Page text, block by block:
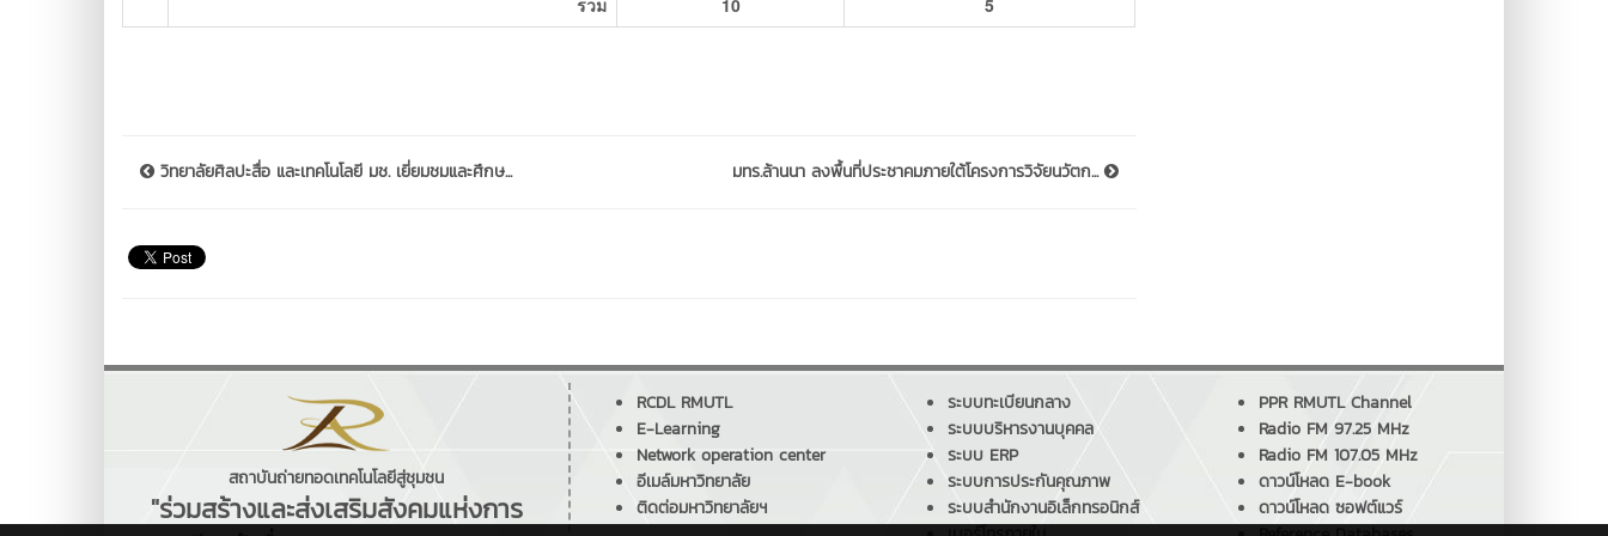
รวม 10 5
วิทยาลัยศิลปะสื่อ และเทคโนโลยี มช. เยี่ยมชมและศึกษ... มทร.ล้านนา ลงพื้นที่ประชาคมภายใต้โครงการวิจัยนวัตก...
สถาบันถ่ายทอดเทคโนโลยีสู่ชุมชน
"ร่วมสร้างและส่งเสริมสังคมแห่งการ
RCDL RMUTL
E-Learning
Network operation center
อีเมล์มหาวิทยาลัย
ติดต่อมหาวิทยาลัยฯ
ระบบทะเบียนกลาง
ระบบบริหารงานบุคคล
ระบบ ERP
ระบบการประกันคุณภาพ
ระบบสำนักงานอิเล็กทรอนิกส์
PPR RMUTL Channel
Radio FM 97.25 MHz
Radio FM 107.05 MHz
ดาวน์โหลด E-book
ดาวน์โหลด ซอฟต์แวร์